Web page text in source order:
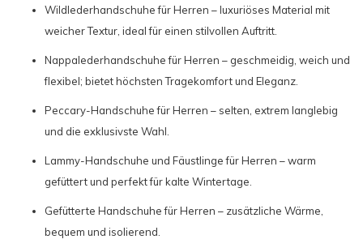
Wildlederhandschuhe für Herren – luxuriöses Material mit
weicher Textur, ideal für einen stilvollen Auftritt.
Nappalederhandschuhe für Herren – geschmeidig, weich und
flexibel; bietet höchsten Tragekomfort und Eleganz.
Peccary-Handschuhe für Herren – selten, extrem langlebig
und die exklusivste Wahl.
Lammy-Handschuhe und Fäustlinge für Herren – warm
gefüttert und perfekt für kalte Wintertage.
Gefütterte Handschuhe für Herren – zusätzliche Wärme,
bequem und isolierend.